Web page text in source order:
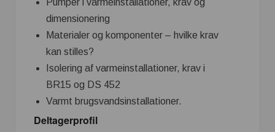
dimensionering
Materialer og komponenter – hvilke krav
kan stilles?
Isolering af varmeinstallationer, krav i
BR15 og DS 452
Varmt brugsvandsinstallationer.
Deltagerprofil